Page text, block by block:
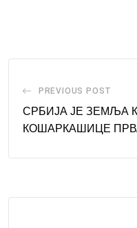
PREVIOUS POST
СРБИЈА ЈЕ ЗЕМЉА
КОШАРКАШИЦЕ